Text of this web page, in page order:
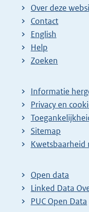
Over deze
Contact
English
Help
Zoeken
Informatie
Privacy en
Sitemap
E
t
e
r
Kwetsbaarheid
Open data
Linked Data
PUC Open Data